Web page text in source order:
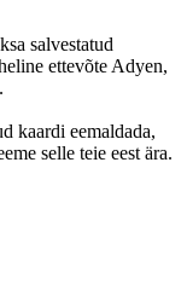
salvestatud
ettevõte Adyen,
kaardi eemaldada,
selle teie eest ära.